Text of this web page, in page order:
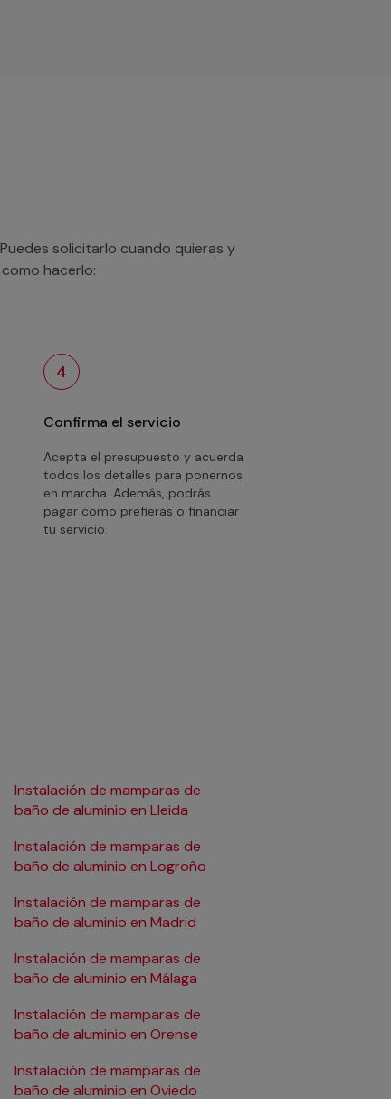
solicitarlo cuando quieras y
hacerlo:
4
Confirma el servicio
Acepta el presupuesto y acuerda
todos los detalles para ponernos
en marcha. Además, podrás
pagar como prefieras o financiar
tu servicio.
Instalación de mamparas de
baño de aluminio en Lleida
Instalación de mamparas de
baño de aluminio en Logroño
Instalación de mamparas de
baño de aluminio en Madrid
Instalación de mamparas de
baño de aluminio en Málaga
Instalación de mamparas de
baño de aluminio en Orense
Instalación de mamparas de
baño de aluminio en Oviedo